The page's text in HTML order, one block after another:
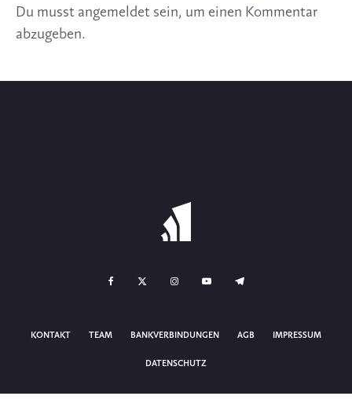
Du musst angemeldet sein, um einen Kommentar
abzugeben.
KONTAKT TEAM BANKVERBINDUNGEN AGB IMPRESSUM
DATENSCHUTZ